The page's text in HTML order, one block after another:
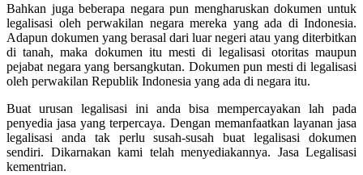
Bahkan juga beberapa negara pun mengharuskan dokumen untuk
legalisasi oleh perwakilan negara mereka yang ada di Indonesia.
Adapun dokumen yang berasal dari luar negeri atau yang diterbitkan
di tanah, maka dokumen itu mesti di legalisasi otoritas maupun
pejabat negara yang bersangkutan. Dokumen pun mesti di legalisasi
oleh perwakilan Republik Indonesia yang ada di negara itu.
Buat urusan legalisasi ini anda bisa mempercayakan lah pada
penyedia jasa yang terpercaya. Dengan memanfaatkan layanan jasa
legalisasi anda tak perlu susah-susah buat legalisasi dokumen
sendiri. Dikarnakan kami telah menyediakannya. Jasa Legalisasi
kementrian.